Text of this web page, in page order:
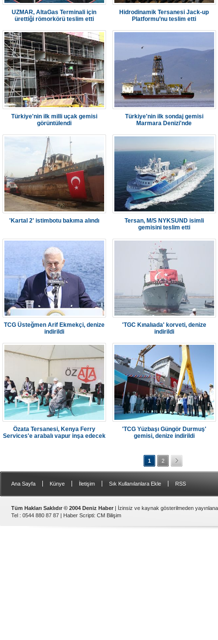
UZMAR, AltaGas Terminali için
ürettiği römorkörü teslim etti
Hidrodinamik Tersanesi Jack-up
Platformu’nu teslim etti
Türkiye'nin ilk milli uçak gemisi
görüntülendi
Türkiye'nin ilk sondaj gemisi
Marmara Denizi'nde
'Kartal 2' istimbotu bakıma alındı
Tersan, M/S NYKSUND isimli
gemisini teslim etti
TCG Üsteğmen Arif Ekmekçi, denize
indirildi
'TGC Kınalıada' korveti, denize
indirildi
Özata Tersanesi, Kenya Ferry
Services'e arabalı vapur inşa edecek
'TCG Yüzbaşı Güngör Durmuş'
gemisi, denize indirildi
1 2
Ana Sayfa Künye İletişim Sık Kullanılanlara Ekle RSS
Tüm Hakları Saklıdır © 2004 Deniz Haber | İzinsiz ve kaynak gösterilmeden
Tel : 0544 880 87 87 | Haber Scripti: CM Bilişim